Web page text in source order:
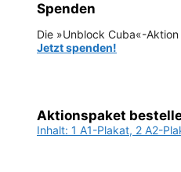
Spenden
Die »Unblock Cuba«-
Jetzt spenden!
Aktionspaket
Inhalt: 1 A1-Plakat, 2 A2-